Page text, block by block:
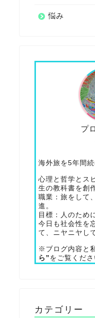
悩み
プ
海外旅を5年間
心理と哲学とス
生の教科書を創
職業：旅をして
進。
目標：人のため
今日も社会性を
て、ニヤニヤし
※ブログ内容と
ら” をご覧くださ
カテゴリー